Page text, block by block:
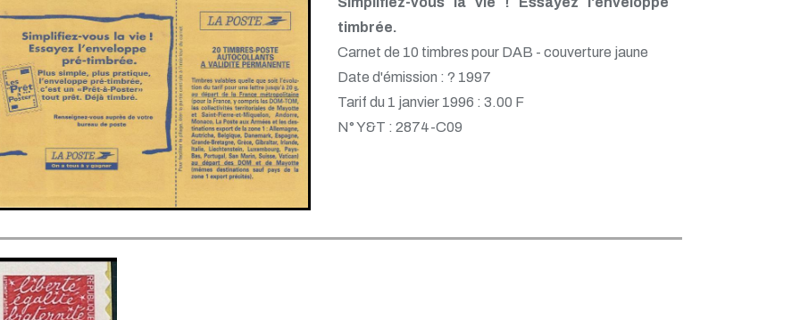
timbrée.
Carnet de 10 timbres pour DAB - couverture jaune
Date d'émission : ? 1997
Tarif du 1 janvier 1996 : 3.00 F
N° Y&T : 2874-C09